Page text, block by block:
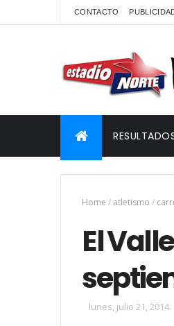
CONTACTO
Home / atletismo /
El
lunes, julio 21, 2014